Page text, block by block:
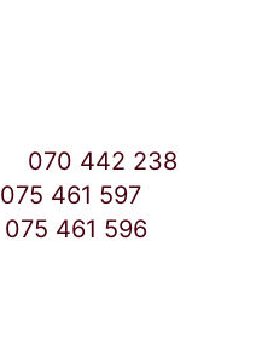
070 442 238
075 461 597
075 461 596